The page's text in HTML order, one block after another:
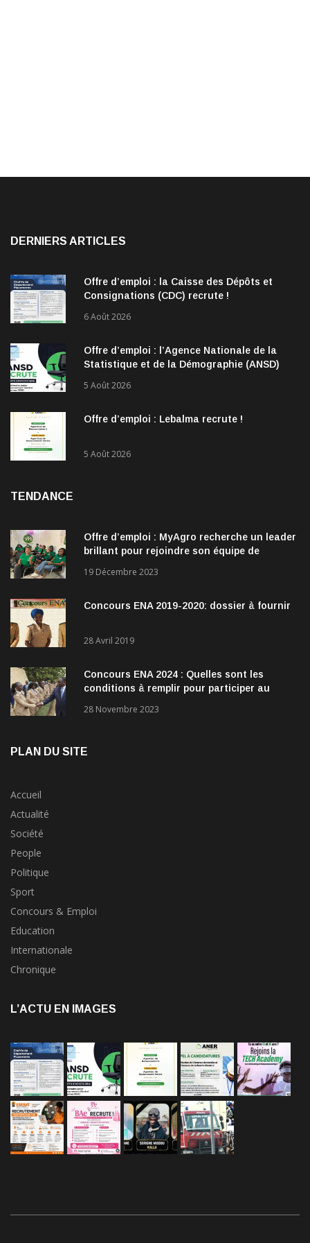
DERNIERS ARTICLES
Offre d’emploi : la Caisse des Dépôts et
Consignations (CDC) recrute !
6 Août 2026
Offre d’emploi : l’Agence Nationale de la
Statistique et de la Démographie (ANSD)
5 Août 2026
Offre d’emploi : Lebalma recrute !
5 Août 2026
TENDANCE
Offre d’emploi : MyAgro recherche un leader
brillant pour rejoindre son équipe de
19 Décembre 2023
Concours ENA 2019-2020: dossier à fournir
28 Avril 2019
Concours ENA 2024 : Quelles sont les
conditions à remplir pour participer au
28 Novembre 2023
PLAN DU SITE
Accueil
Actualité
Société
People
Politique
Sport
Concours & Emploi
Education
Internationale
Chronique
L’ACTU EN IMAGES